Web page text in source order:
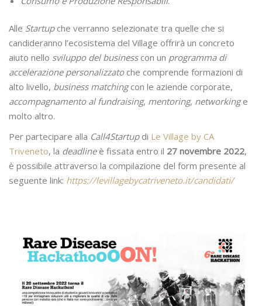
Alle Startupche verranno selezionate tra quelle che si
candideranno l’ecosistema del Village offrirà un concreto
aiuto nello sviluppo del businesscon un programma di
accelerazione personalizzatoche comprende formazioni di
alto livello, business matchingcon le aziende corporate,
accompagnamento al fundraising, mentoring, networkinge
molto altro.
Per partecipare alla Call4Startupdi Le Village by CA
Triveneto, la deadlineè fissata entro il 27 novembre 2022,
è possibile attraverso la compilazione del form presente al
seguente link: https://levillagebycatriveneto.it/candidati/